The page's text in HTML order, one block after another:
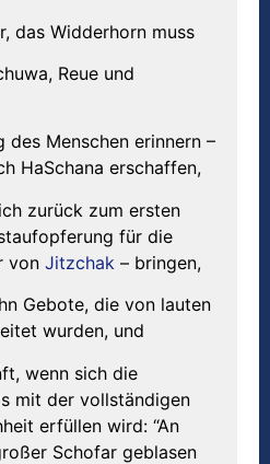
das Widderhorn muss
Reue und
des Menschen erinnern –
HaSchana erschaffen,
zurück zum ersten
für die
von Jitzchak – bringen,
Gebote, die von lauten
wurden, und
wenn sich die
mit der vollständigen
erfüllen wird: “An
Schofar geblasen